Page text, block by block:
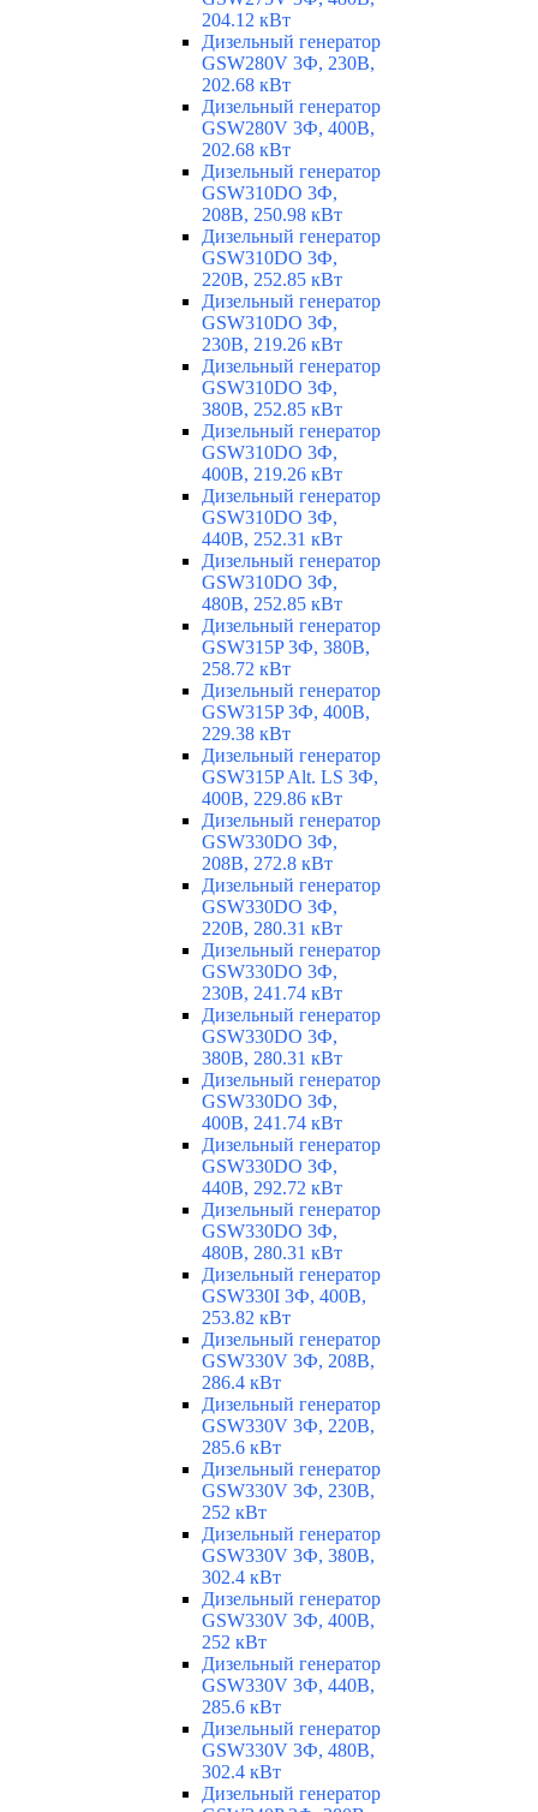
204.12 кВт
Дизельный генератор
GSW280V 3Ф, 230В,
202.68 кВт
Дизельный генератор
GSW280V 3Ф, 400В,
202.68 кВт
Дизельный генератор
GSW310DO 3Ф,
208В, 250.98 кВт
Дизельный генератор
GSW310DO 3Ф,
220В, 252.85 кВт
Дизельный генератор
GSW310DO 3Ф,
230В, 219.26 кВт
Дизельный генератор
GSW310DO 3Ф,
380В, 252.85 кВт
Дизельный генератор
GSW310DO 3Ф,
400В, 219.26 кВт
Дизельный генератор
GSW310DO 3Ф,
440В, 252.31 кВт
Дизельный генератор
GSW310DO 3Ф,
480В, 252.85 кВт
Дизельный генератор
GSW315P 3Ф, 380В,
258.72 кВт
Дизельный генератор
GSW315P 3Ф, 400В,
229.38 кВт
Дизельный генератор
GSW315P Alt. LS 3Ф,
400В, 229.86 кВт
Дизельный генератор
GSW330DO 3Ф,
208В, 272.8 кВт
Дизельный генератор
GSW330DO 3Ф,
220В, 280.31 кВт
Дизельный генератор
GSW330DO 3Ф,
230В, 241.74 кВт
Дизельный генератор
GSW330DO 3Ф,
380В, 280.31 кВт
Дизельный генератор
GSW330DO 3Ф,
400В, 241.74 кВт
Дизельный генератор
GSW330DO 3Ф,
440В, 292.72 кВт
Дизельный генератор
GSW330DO 3Ф,
480В, 280.31 кВт
Дизельный генератор
GSW330I 3Ф, 400В,
253.82 кВт
Дизельный генератор
GSW330V 3Ф, 208В,
286.4 кВт
Дизельный генератор
GSW330V 3Ф, 220В,
285.6 кВт
Дизельный генератор
GSW330V 3Ф, 230В,
252 кВт
Дизельный генератор
GSW330V 3Ф, 380В,
302.4 кВт
Дизельный генератор
GSW330V 3Ф, 400В,
252 кВт
Дизельный генератор
GSW330V 3Ф, 440В,
285.6 кВт
Дизельный генератор
GSW330V 3Ф, 480В,
302.4 кВт
Дизельный генератор